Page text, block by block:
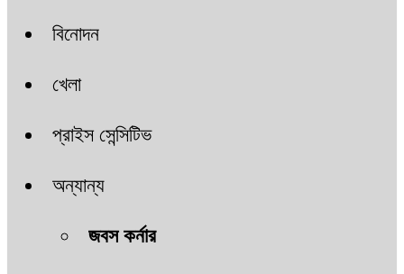
বিনোদন
খেলা
প্রাইস সেন্সিটিভ
অন্যান্য
জবস কর্নার